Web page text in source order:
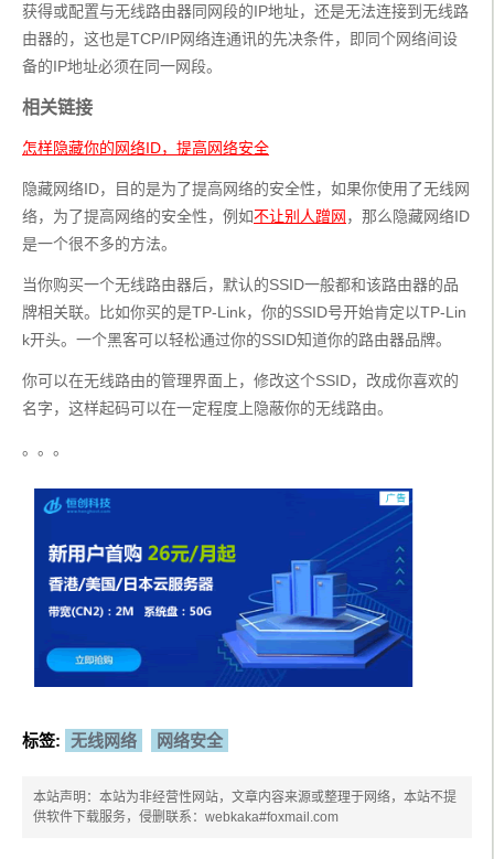
获得或配置与无线路由器同网段的IP地址，还是无法连接到无线路
由器的，这也是TCP/IP网络连通讯的先决条件，即同个网络间设
备的IP地址必须在同一网段。
相关链接
怎样隐藏你的网络ID，提高网络安全
隐藏网络ID，目的是为了提高网络的安全性，如果你使用了无线网
络，为了提高网络的安全性，例如不让别人蹭网 ，那么隐藏网络ID
是一个很不多的方法。
当你购买一个无线路由器后，默认的SSID一般都和该路由器的品
牌相关联。比如你买的是TP-Link，你的SSID号开始肯定以TP-Lin
k开头。一个黑客可以轻松通过你的SSID知道你的路由器品牌。
你可以在无线路由的管理界面上，修改这个SSID，改成你喜欢的
名字，这样起码可以在一定程度上隐蔽你的无线路由。
。。。
标签: 无线网络 网络安全
本站声明：本站为非经营性网站，文章内容来源或整理于网络，本站不提
供软件下载服务，侵删联系：webkaka#foxmail.com